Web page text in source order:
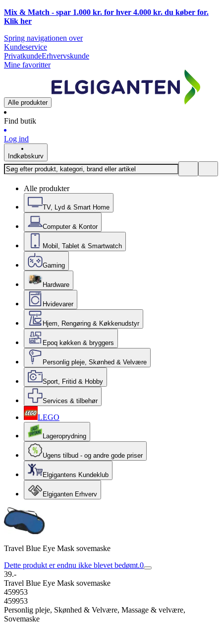
Mix & Match - spar 1.000 kr. for hver 4.000 kr. du køber for.
Klik her
Spring navigationen over
Kundeservice
PrivatkundeErhvervskunde
Mine favoritter
Alle produkter
Find butik
Log ind
Indkøbskurv
Alle produkter
TV, Lyd & Smart Home
Computer & Kontor
Mobil, Tablet & Smartwatch
Gaming
Hardware
Hvidevarer
Hjem, Rengøring & Køkkenudstyr
Epoq køkken & bryggers
Personlig pleje, Skønhed & Velvære
Sport, Fritid & Hobby
Services & tilbehør
LEGO
Lageroprydning
Ugens tilbud - og andre gode priser
Elgigantens Kundeklub
Elgiganten Erhverv
Travel Blue Eye Mask sovemaske
Dette produkt er endnu ikke blevet bedømt.0
39.-
Travel Blue Eye Mask sovemaske
459953
459953
Personlig pleje, Skønhed & Velvære, Massage & velvære,
Sovemaske